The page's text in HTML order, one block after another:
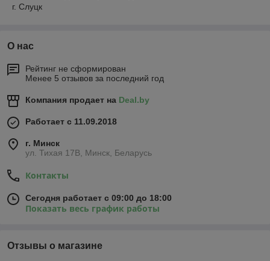
г. Слуцк
О нас
Рейтинг не сформирован
Менее 5 отзывов за последний год
Компания продает на Deal.by
Работает с 11.09.2018
г. Минск
ул. Тихая 17В, Минск, Беларусь
Контакты
Сегодня работает с 09:00 до 18:00
Показать весь график работы
Отзывы о магазине